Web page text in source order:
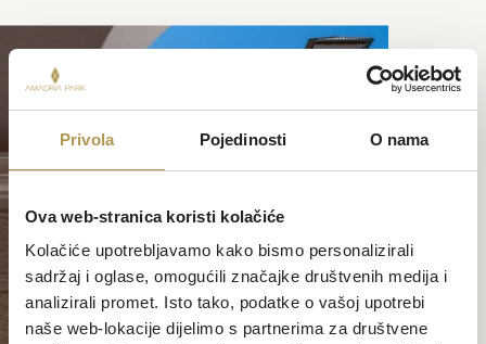
Privola Pojedinosti O nama
Ova web-stranica koristi kolačiće
Kolačiće upotrebljavamo kako bismo personalizirali
sadržaj i oglase, omogućili značajke društvenih medija i
analizirali promet. Isto tako, podatke o vašoj upotrebi
naše web-lokacije dijelimo s partnerima za društvene